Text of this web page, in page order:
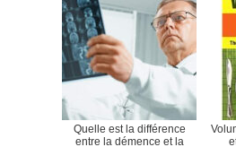
Quelle est la différence
entre la démence et la